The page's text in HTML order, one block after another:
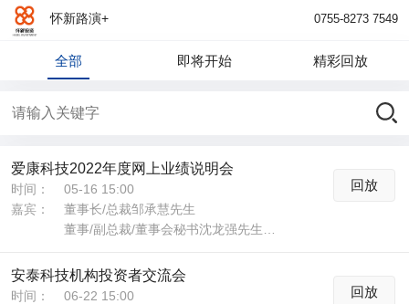
怀新路演+ 0755-8273 7549
全部 即将开始 精彩回放
爱康科技2022年度网上业绩说明会
时间：
05-16 15:00
嘉宾：
董事长/总裁邹承慧先生
董事/副总裁/董事会秘书沈龙强先生
独立董事徐锦荣先生
回放
安泰科技机构投资者交流会
时间：
06-22 15:00
回放